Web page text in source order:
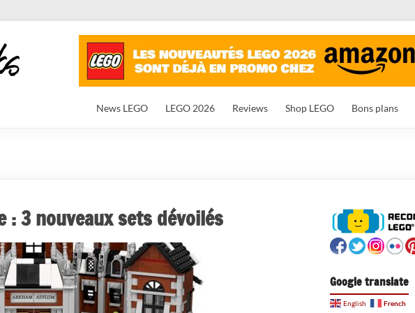
News LEGO LEGO 2026 Reviews Shop LEGO Bons plans
: 3 nouveaux sets dévoilés
Google translate
English French